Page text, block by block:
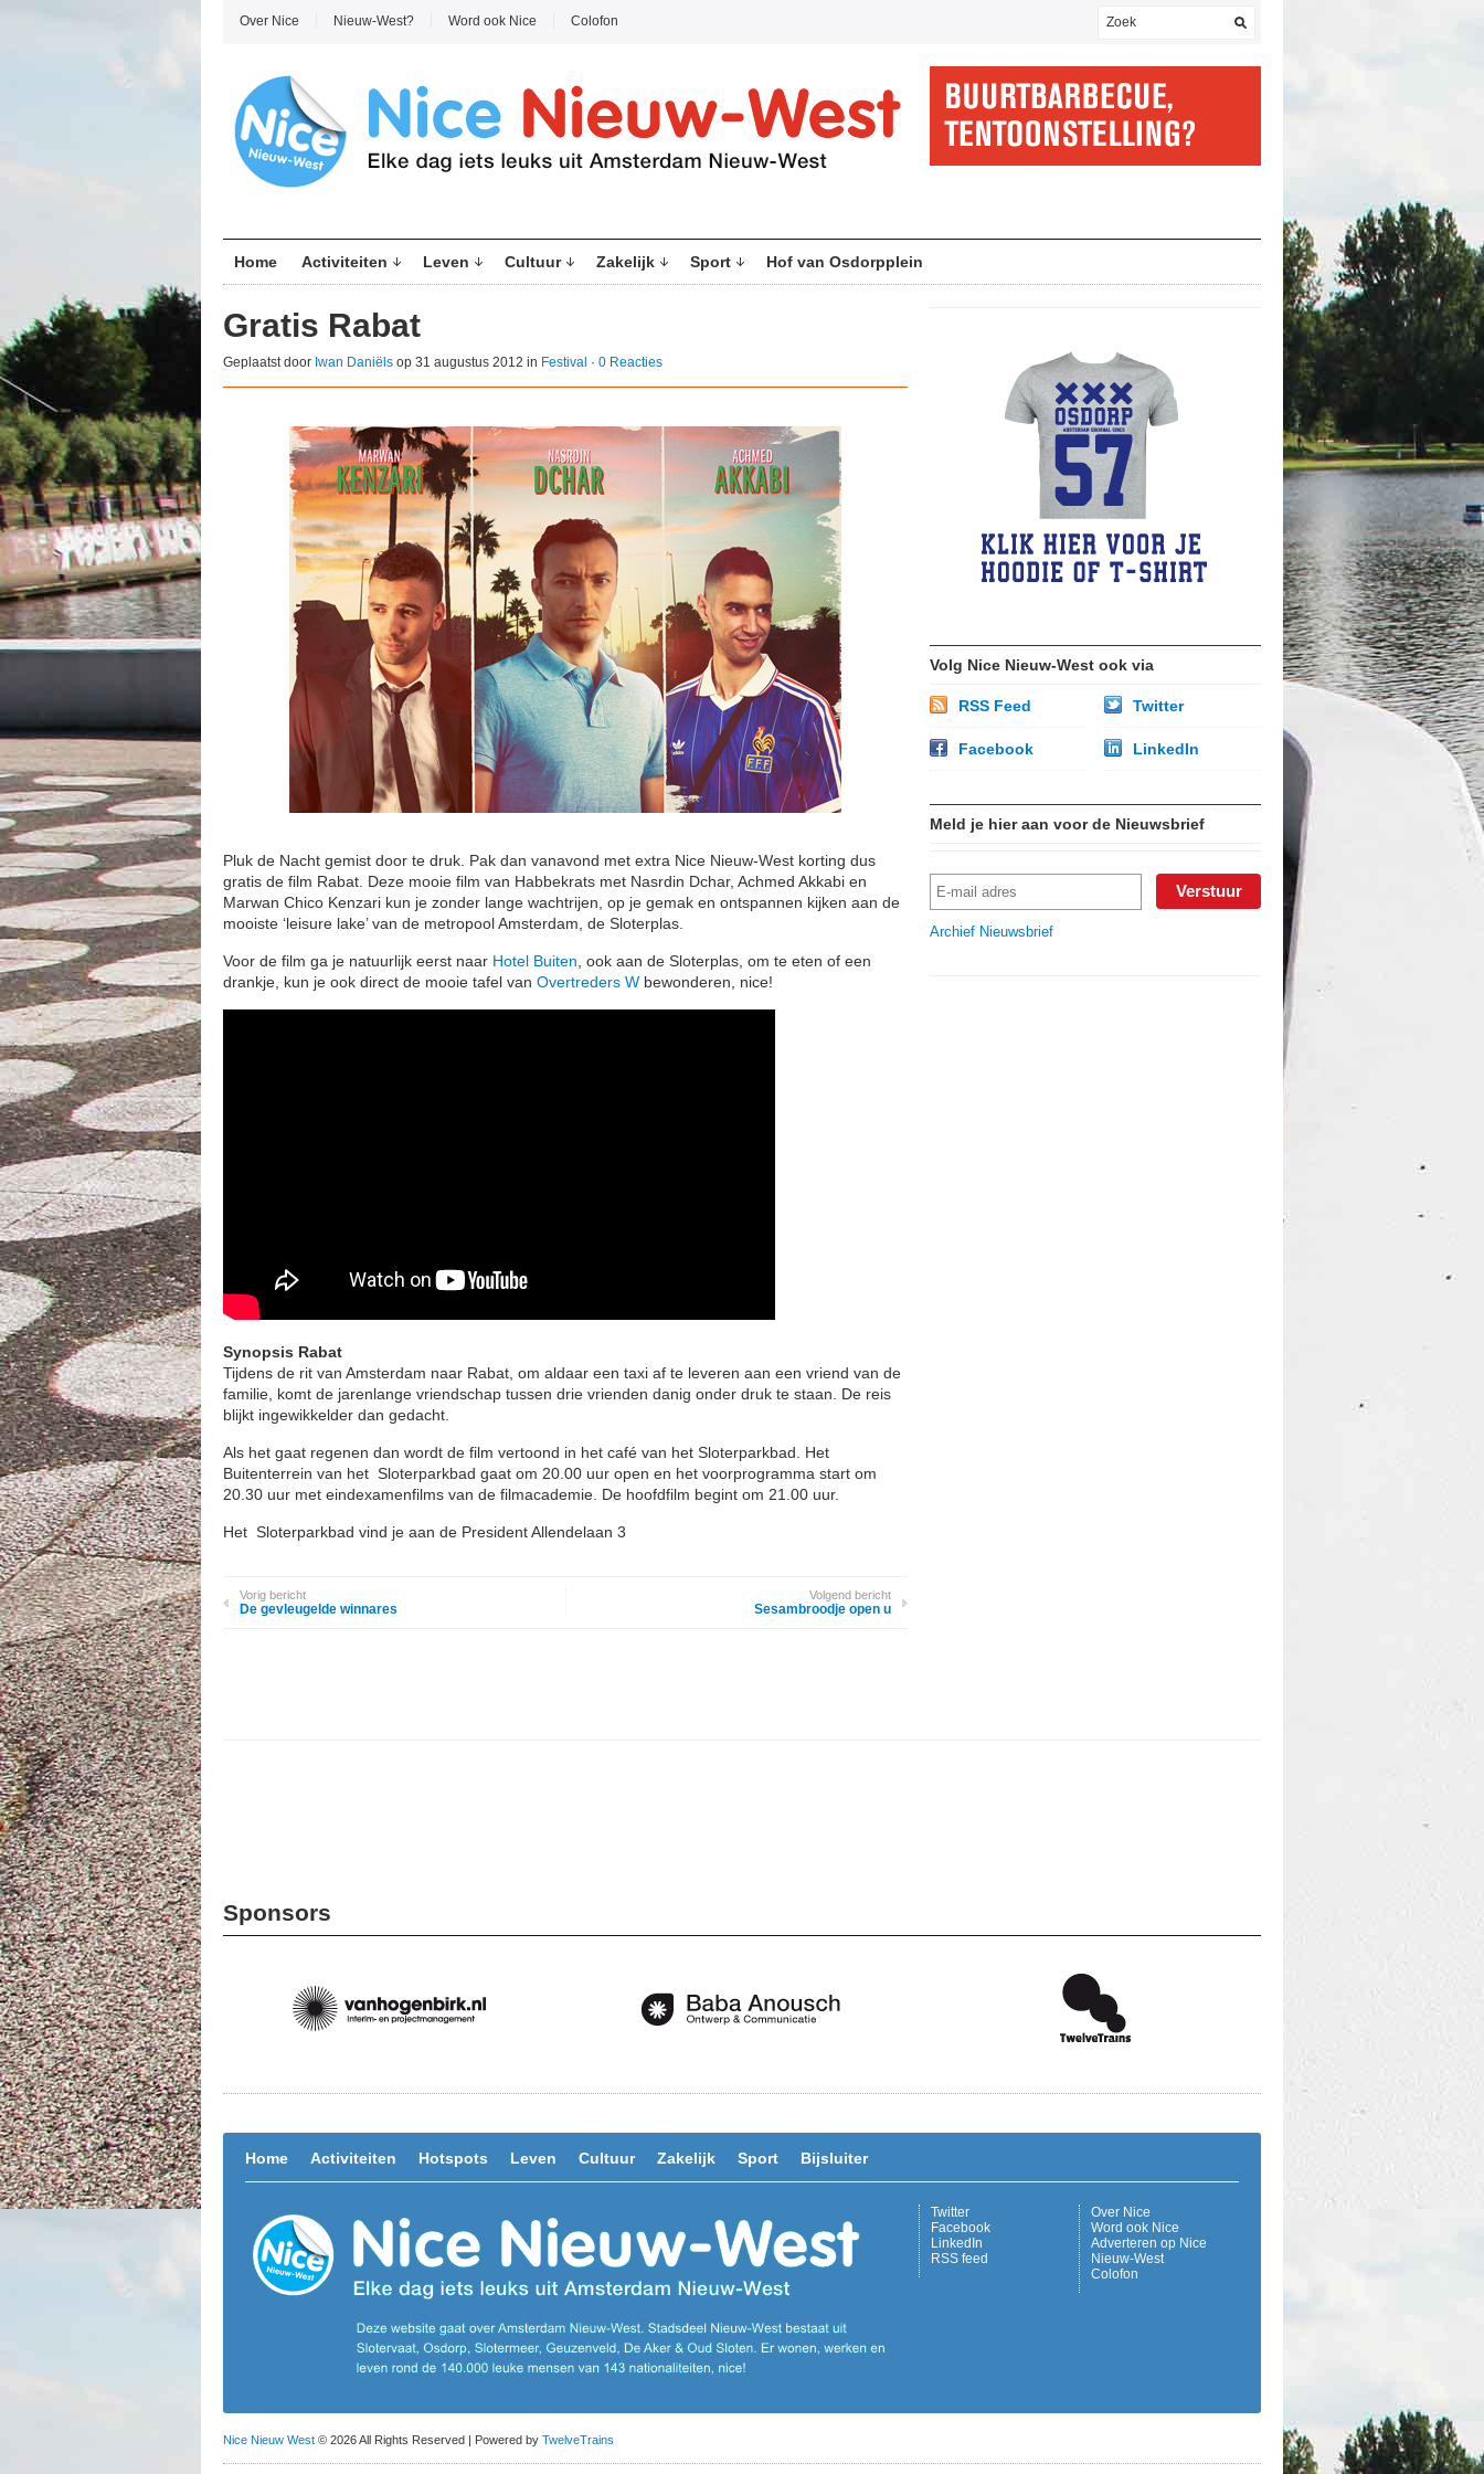
Over Nice Nieuw-West? Word ook Nice Colofon
Home Activiteiten Leven Cultuur Zakelijk Sport Hof van Osdorpplein
Gratis Rabat
Geplaatst door Iwan Daniëls op 31 augustus 2012 in Festival · 0 Reacties
Pluk de Nacht gemist door te druk. Pak dan vanavond met extra Nice Nieuw-West korting dus
gratis de film Rabat. Deze mooie film van Habbekrats met Nasrdin Dchar, Achmed Akkabi en
Marwan Chico Kenzari kun je zonder lange wachtrijen, op je gemak en ontspannen kijken aan de
mooiste ‘leisure lake’ van de metropool Amsterdam, de Sloterplas.
Voor de film ga je natuurlijk eerst naar Hotel Buiten , ook aan de Sloterplas, om te eten of een
drankje, kun je ook direct de mooie tafel van Overtreders W bewonderen, nice!
Synopsis Rabat
Tijdens de rit van Amsterdam naar Rabat, om aldaar een taxi af te leveren aan een vriend van de
familie, komt de jarenlange vriendschap tussen drie vrienden danig onder druk te staan. De reis
blijkt ingewikkelder dan gedacht.
Als het gaat regenen dan wordt de film vertoond in het café van het Sloterparkbad. Het
Buitenterrein van het Sloterparkbad gaat om 20.00 uur open en het voorprogramma start om
20.30 uur met eindexamenfilms van de filmacademie. De hoofdfilm begint om 21.00 uur.
Het Sloterparkbad vind je aan de President Allendelaan 3
Vorig bericht
De gevleugelde winnares
Volgend bericht
Sesambroodje open u
Volg Nice Nieuw-West ook via
RSS Feed Twitter
Facebook LinkedIn
Meld je hier aan voor de Nieuwsbrief
Archief Nieuwsbrief
Sponsors
Home Activiteiten Hotspots Leven Cultuur Zakelijk Sport Bijsluiter
Over Nice
Word ook Nice
Adverteren op Nice
Nieuw-West
Colofon
Twitter
Facebook
LinkedIn
RSS feed
Nice Nieuw West © 2026 All Rights Reserved | Powered by TwelveTrains